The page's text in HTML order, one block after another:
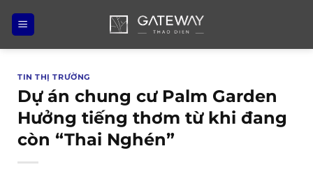
qua
nội
TIN THỊ TRƯỜNG
Dự án chung cư Palm Garden
Hưởng tiếng thơm từ khi đang
còn “Thai Nghén”